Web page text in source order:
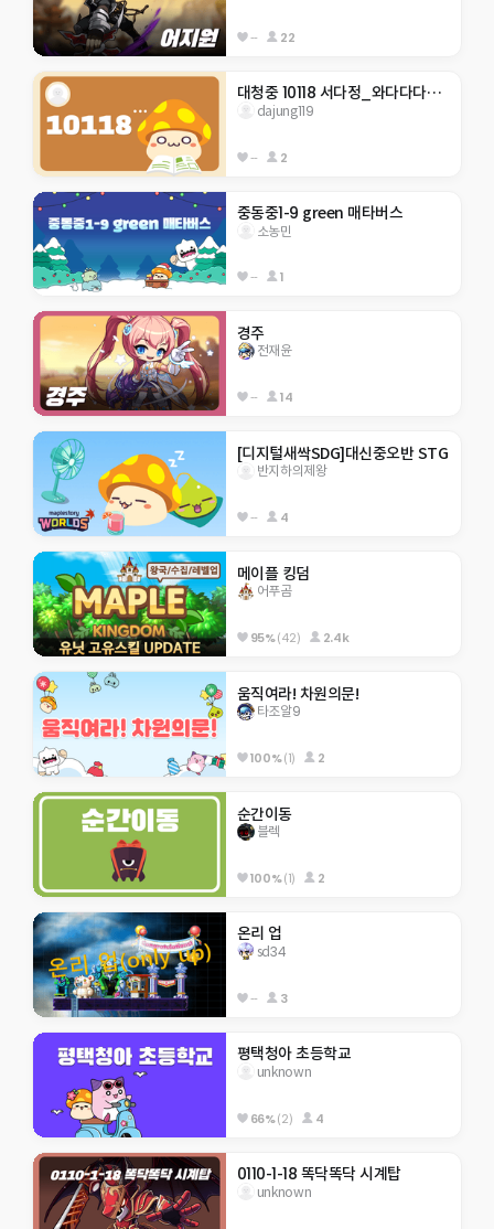
-- 22
대청중 10118 서다정_와다다다닥 모험!
dajung119
-- 2
중동중1-9 green 매타버스
소농민
-- 1
경주
전재윤
-- 14
[디지털새싹SDG]대신중오반 STG
반지하의제왕
-- 4
메이플 킹덤
어푸곰
95%(42) 2.4k
움직여라! 차원의문!
타조알9
100%(1) 2
순간이동
블렉
100%(1) 2
온리 업
sd34
-- 3
평택청아 초등학교
unknown
66%(2) 4
0110-1-18 똑닥똑닥 시계탑
unknown